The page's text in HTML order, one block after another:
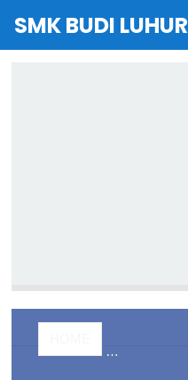
SMK BUDI LUHUR